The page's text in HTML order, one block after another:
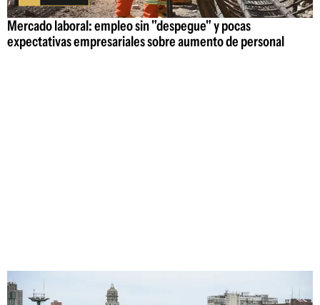
Mercado laboral: empleo sin "despegue" y pocas
expectativas empresariales sobre aumento de personal